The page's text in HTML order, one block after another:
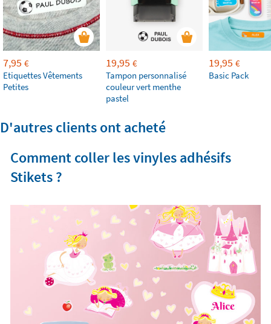
7,95 €
Etiquettes Vêtements
Petites
19,95 €
Tampon personnalisé
couleur vert menthe
pastel
19,95 €
Basic Pack
D'autres clients ont acheté
Comment coller les vinyles adhésifs
Stikets ?